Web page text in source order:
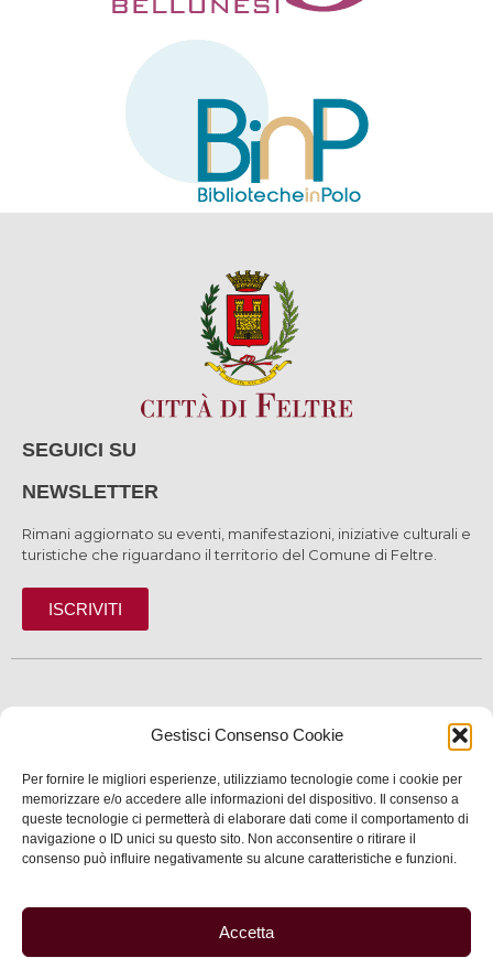
Gestisci Consenso Cookie
Per fornire le migliori esperienze, utilizziamo tecnologie come i cookie per
memorizzare e/o accedere alle informazioni del dispositivo. Il consenso a
queste tecnologie ci permetterà di elaborare dati come il comportamento di
navigazione o ID unici su questo sito. Non acconsentire o ritirare il
consenso può influire negativamente su alcune caratteristiche e funzioni.
Accetta
SEGUICI SU
NEWSLETTER
Rimani aggiornato su eventi, manifestazioni, iniziative culturali e
turistiche che riguardano il territorio del Comune di Feltre.
ISCRIVITI
SERVIZI
INFORMAZIONI
© 2025 Assessorato al Turismo della Città di Feltre